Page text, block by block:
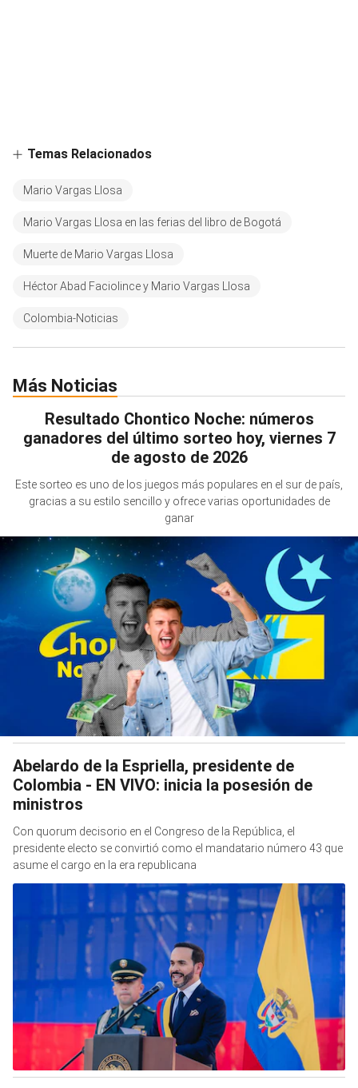
Temas Relacionados
Mario Vargas Llosa
Mario Vargas Llosa en las ferias del libro de Bogotá
Muerte de Mario Vargas Llosa
Héctor Abad Faciolince y Mario Vargas Llosa
Colombia-Noticias
Más Noticias
Resultado Chontico Noche: números
ganadores del último sorteo hoy, viernes 7
de agosto de 2026
Este sorteo es uno de los juegos más populares en el sur de país,
gracias a su estilo sencillo y ofrece varias oportunidades de
ganar
Abelardo de la Espriella, presidente de
Colombia - EN VIVO: inicia la posesión de
ministros
Con quorum decisorio en el Congreso de la República, el
presidente electo se convirtió como el mandatario número 43 que
asume el cargo en la era republicana